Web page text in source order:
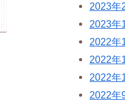
2023年
2023年
2022年
2022年
2022年
2022年